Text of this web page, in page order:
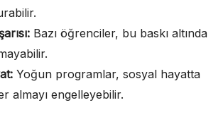
Bazı öğrenciler, bu baskı altında
Yoğun programlar, sosyal hayatta
almayı engelleyebilir.